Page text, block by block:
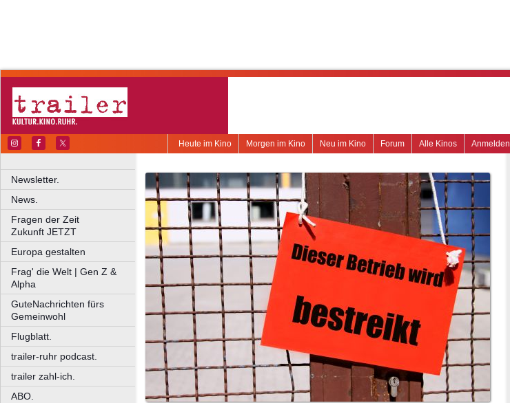
Anmelden
Alle Kinos
Forum
Neu im Kino
Morgen im Kino
Heute im Kino
Newsletter.
News.
Fragen der Zeit
Zukunft JETZT
Europa gestalten
Frag' die Welt | Gen Z &
Alpha
GuteNachrichten fürs
Gemeinwohl
Flugblatt.
trailer-ruhr podcast.
trailer zahl-ich.
ABO.